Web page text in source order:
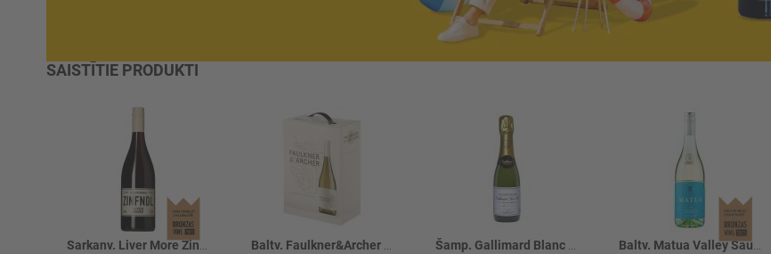
SAISTĪTIE PRODUKTI
Sarkanv. Liver More Zinfandel 13.5% Baltv. Faulkner&Archer Chardonnay 12.5% Šamp. Gallimard Blanc De Noir 12% Baltv. Matua Valley Sauv.blanc 13%